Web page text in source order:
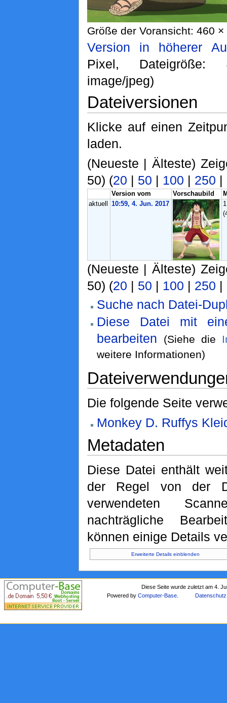
Größe der Voransicht: 460
Version in höherer
Pixel, Dateigröße:
image/jpeg)
Dateiversionen
Klicke auf einen
laden.
(Neueste | Älteste)
50) (20 | 50 | 100 | 250 |
Version vom Vorschaubild
aktuell
10:59, 4. Jun. 2017
(Neueste | Älteste)
50) (20 | 50 | 100 | 250 |
Suche nach Datei-
Diese Datei mit
bearbeiten
(Siehe die
weitere Informationen)
Die folgende Seite
Monkey D. Ruffys
Metadaten
Diese Datei enthält
der Regel von der
verwendeten
nachträgliche
können einige Details
Erweiterte Details einblenden
Diese Seite wurde zuletzt am 4.
Powered byComputer-Base Datenschutz